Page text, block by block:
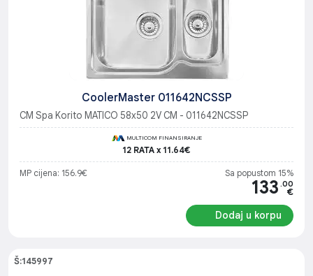
CoolerMaster 011642NCSSP
CM Spa Korito MATICO 58x50 2V CM - 011642NCSSP
MULTICOM FINANSIRANJE
12 RATA x 11.64€
MP cijena: 156.9€ Sa popustom 15%
133 .00
€
Dodaj u korpu
Š:145997